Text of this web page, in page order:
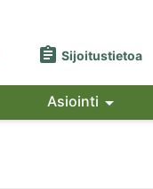
 Sijoitustietoa
Asiointi 